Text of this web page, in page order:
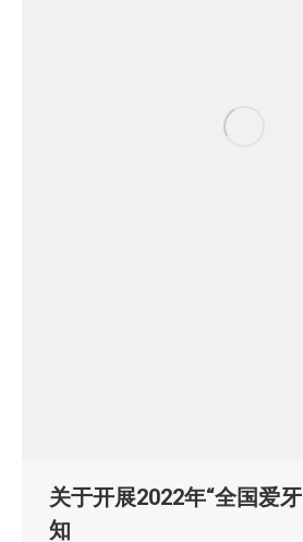
关于开展2022年“全国爱
知